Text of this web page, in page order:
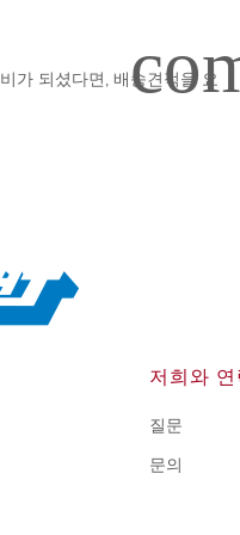
가 되셨다면, 배송견적을 요
저희와
질문
문의